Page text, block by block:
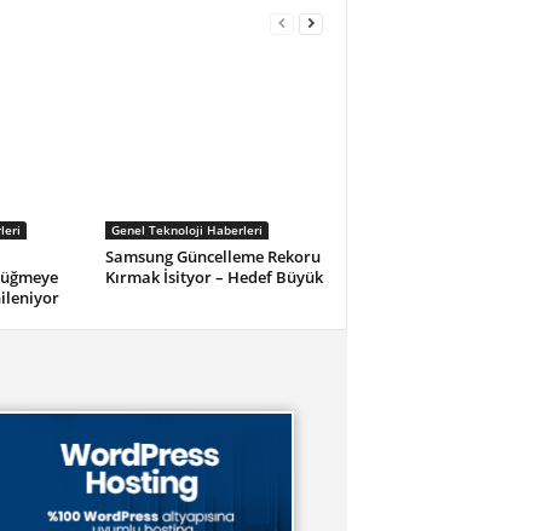
Genel Teknoloji Haberleri
Samsung Güncelleme Rekoru
Kırmak İsityor – Hedef Büyük